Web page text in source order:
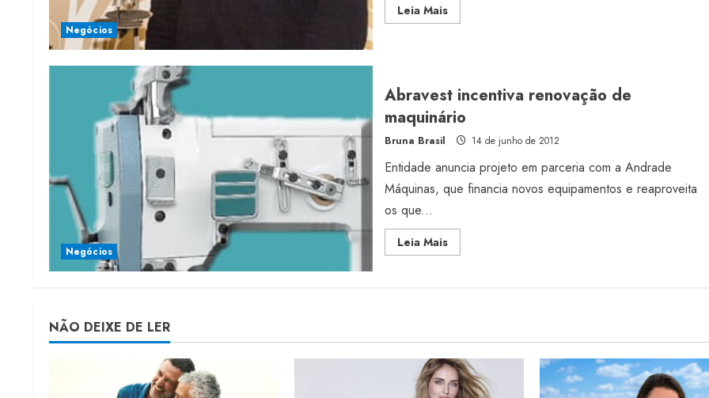
Negócios
Leia MaisRead
more
com
Alexandre
Herchcovitch
Negócios
Abravest incentiva renovação de
maquinário
Bruna Brasil 14 de junho de 2012
Entidade anuncia projeto em parceria com a Andrade
Máquinas, que financia novos equipamentos e reaproveita
os que...
Leia MaisRead
more
NÃO DEIXE DE LER